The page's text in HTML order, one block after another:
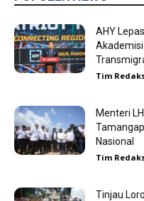
AHY
Tim
Menteri
Nasional
Tim
Tinjau